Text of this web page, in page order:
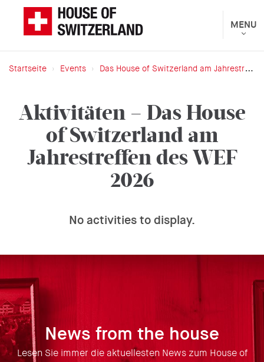
Direkt
Eidgenössische
Departement
Angelegenheiten
präsentiert
Toggle
MENU
Startseite Events Das House of Switzerland am Jahrestreffen des WEF 2026
Aktivitäten – Das House
of Switzerland am
Jahrestreffen des WEF
2026
No activities to display.
News from the house
Lesen Sie immer die aktuellesten News zum House of